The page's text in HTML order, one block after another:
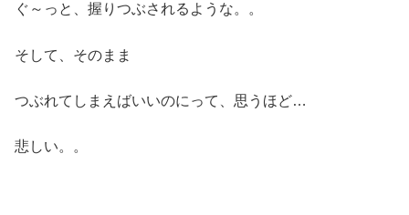
ぐ～っと、握りつぶされるような。。
そして、そのまま
つぶれてしまえばいいのにって、思うほど…
悲しい。。